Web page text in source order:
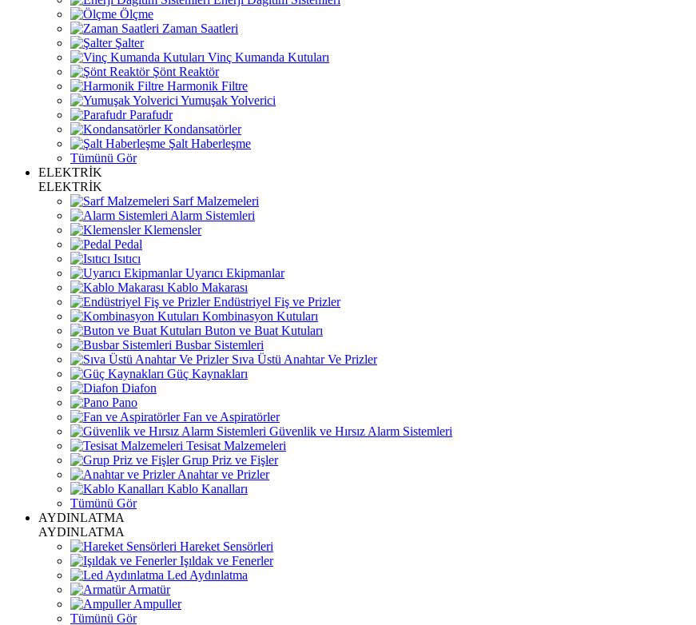
Ölçme
Zaman Saatleri
Şalter
Vinç Kumanda Kutuları
Şönt Reaktör
Harmonik Filtre
Yumuşak Yolverici
Parafudr
Kondansatörler
Şalt Haberleşme
Tümünü Gör
ELEKTRİK
ELEKTRİK
Sarf Malzemeleri
Alarm Sistemleri
Klemensler
Pedal
Isıtıcı
Uyarıcı Ekipmanlar
Kablo Makarası
Endüstriyel Fiş ve Prizler
Kombinasyon Kutuları
Buton ve Buat Kutuları
Busbar Sistemleri
Sıva Üstü Anahtar Ve Prizler
Güç Kaynakları
Diafon
Pano
Fan ve Aspiratörler
Güvenlik ve Hırsız Alarm Sistemleri
Tesisat Malzemeleri
Grup Priz ve Fişler
Anahtar ve Prizler
Kablo Kanalları
Tümünü Gör
AYDINLATMA
AYDINLATMA
Hareket Sensörleri
Işıldak ve Fenerler
Led Aydınlatma
Armatür
Ampuller
Tümünü Gör